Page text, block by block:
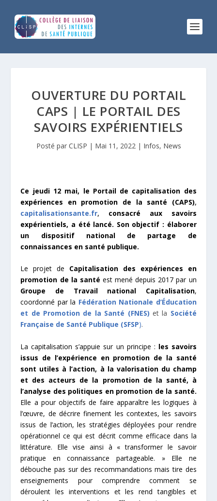
OUVERTURE DU PORTAIL
CAPS | LE PORTAIL DES
SAVOIRS EXPÉRIENTIELS
Posté par CLISP | Mai 11, 2022| Infos, News
Ce jeudi 12 mai, le Portail de capitalisation des
expériences en promotion de la santé (CAPS),
capitalisationsante.fr, consacré aux savoirs
expérientiels, a été lancé. Son objectif : élaborer
un dispositif national de partage de
connaissances en santé publique.
Le projet de Capitalisation des expériences en
promotion de la santé est mené depuis 2017 par un
Groupe de Travail national Capitalisation,
coordonné par la Fédération Nationale d’Éducation
et de Promotion de la Santé (FNES) et la Société
Française de Santé Publique (SFSP).
La capitalisation s’appuie sur un principe : les savoirs
issus de l’expérience en promotion de la santé
sont utiles à l’action, à la valorisation du champ
et des acteurs de la promotion de la santé, à
l’analyse des politiques en promotion de la santé.
Elle a pour objectifs de faire apparaître les logiques à
l’œuvre, de décrire finement les contextes, les savoirs
issus de l’action, les stratégies déployées pour rendre
opérationnel ce qui est décrit comme efficace dans la
littérature. Elle vise ainsi à « transformer le savoir
pratique en connaissance partageable. » Elle ne
débouche pas sur des recommandations mais tire des
enseignements pour comprendre comment se
déroulent les interventions et les rend tangibles et